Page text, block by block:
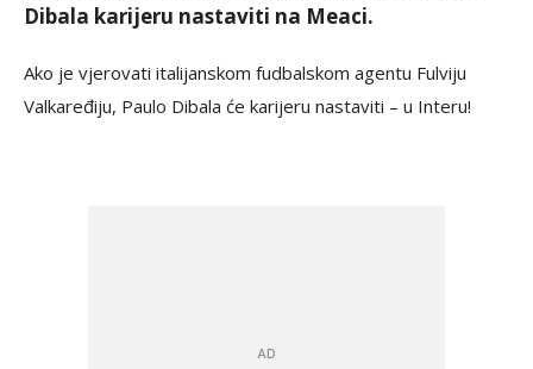
Dibala karijeru nastaviti na Meaci.
Ako je vjerovati italijanskom fudbalskom agentu Fulviju
Valkaređiju, Paulo Dibala će karijeru nastaviti – u Interu!